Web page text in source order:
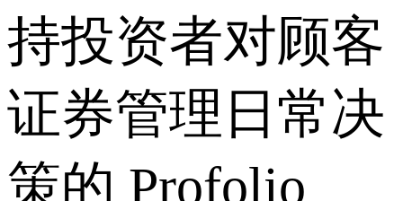
持投资者对顾客
证券管理日常决
策的 Profolio